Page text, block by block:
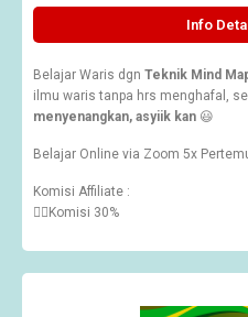
Info
Belajar Waris dgn Teknik Mind
ilmu waris tanpa hrs menghafal,
menyenangkan, asyiik kan 😃
Belajar Online via Zoom 5x
Komisi Affiliate :
👉🏽Komisi 30%